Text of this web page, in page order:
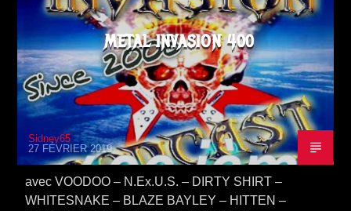
METAL INVASION 400
Sidney65
27 FÉVRIER 2019
avec VOODOO – N.Ex.U.S. – DIRTY SHIRT –
WHITESNAKE – BLAZE BAYLEY – HITTEN –